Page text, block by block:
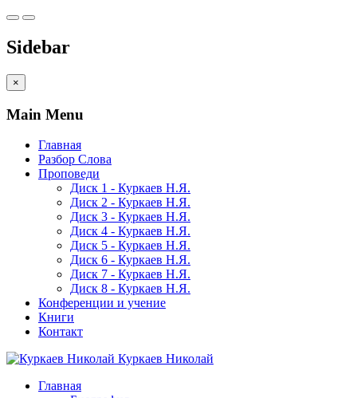
Sidebar
×
Main Menu
Главная
Разбор Слова
Проповеди
Диск 1 - Куркаев Н.Я.
Диск 2 - Куркаев Н.Я.
Диск 3 - Куркаев Н.Я.
Диск 4 - Куркаев Н.Я.
Диск 5 - Куркаев Н.Я.
Диск 6 - Куркаев Н.Я.
Диск 7 - Куркаев Н.Я.
Диск 8 - Куркаев Н.Я.
Конференции и учение
Книги
Контакт
Куркаев Николай
Главная